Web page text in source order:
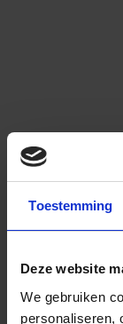
Toestemming
Deze website
We gebruiken
personaliseren,